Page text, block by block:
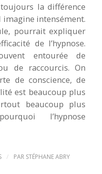
la différence
imagine intensément.
pourrait expliquer
de l’hypnose.
entourée de
de raccourcis. On
de conscience, de
est beaucoup plus
beaucoup plus
l’hypnose
/ PAR STÉPHANE ABRY